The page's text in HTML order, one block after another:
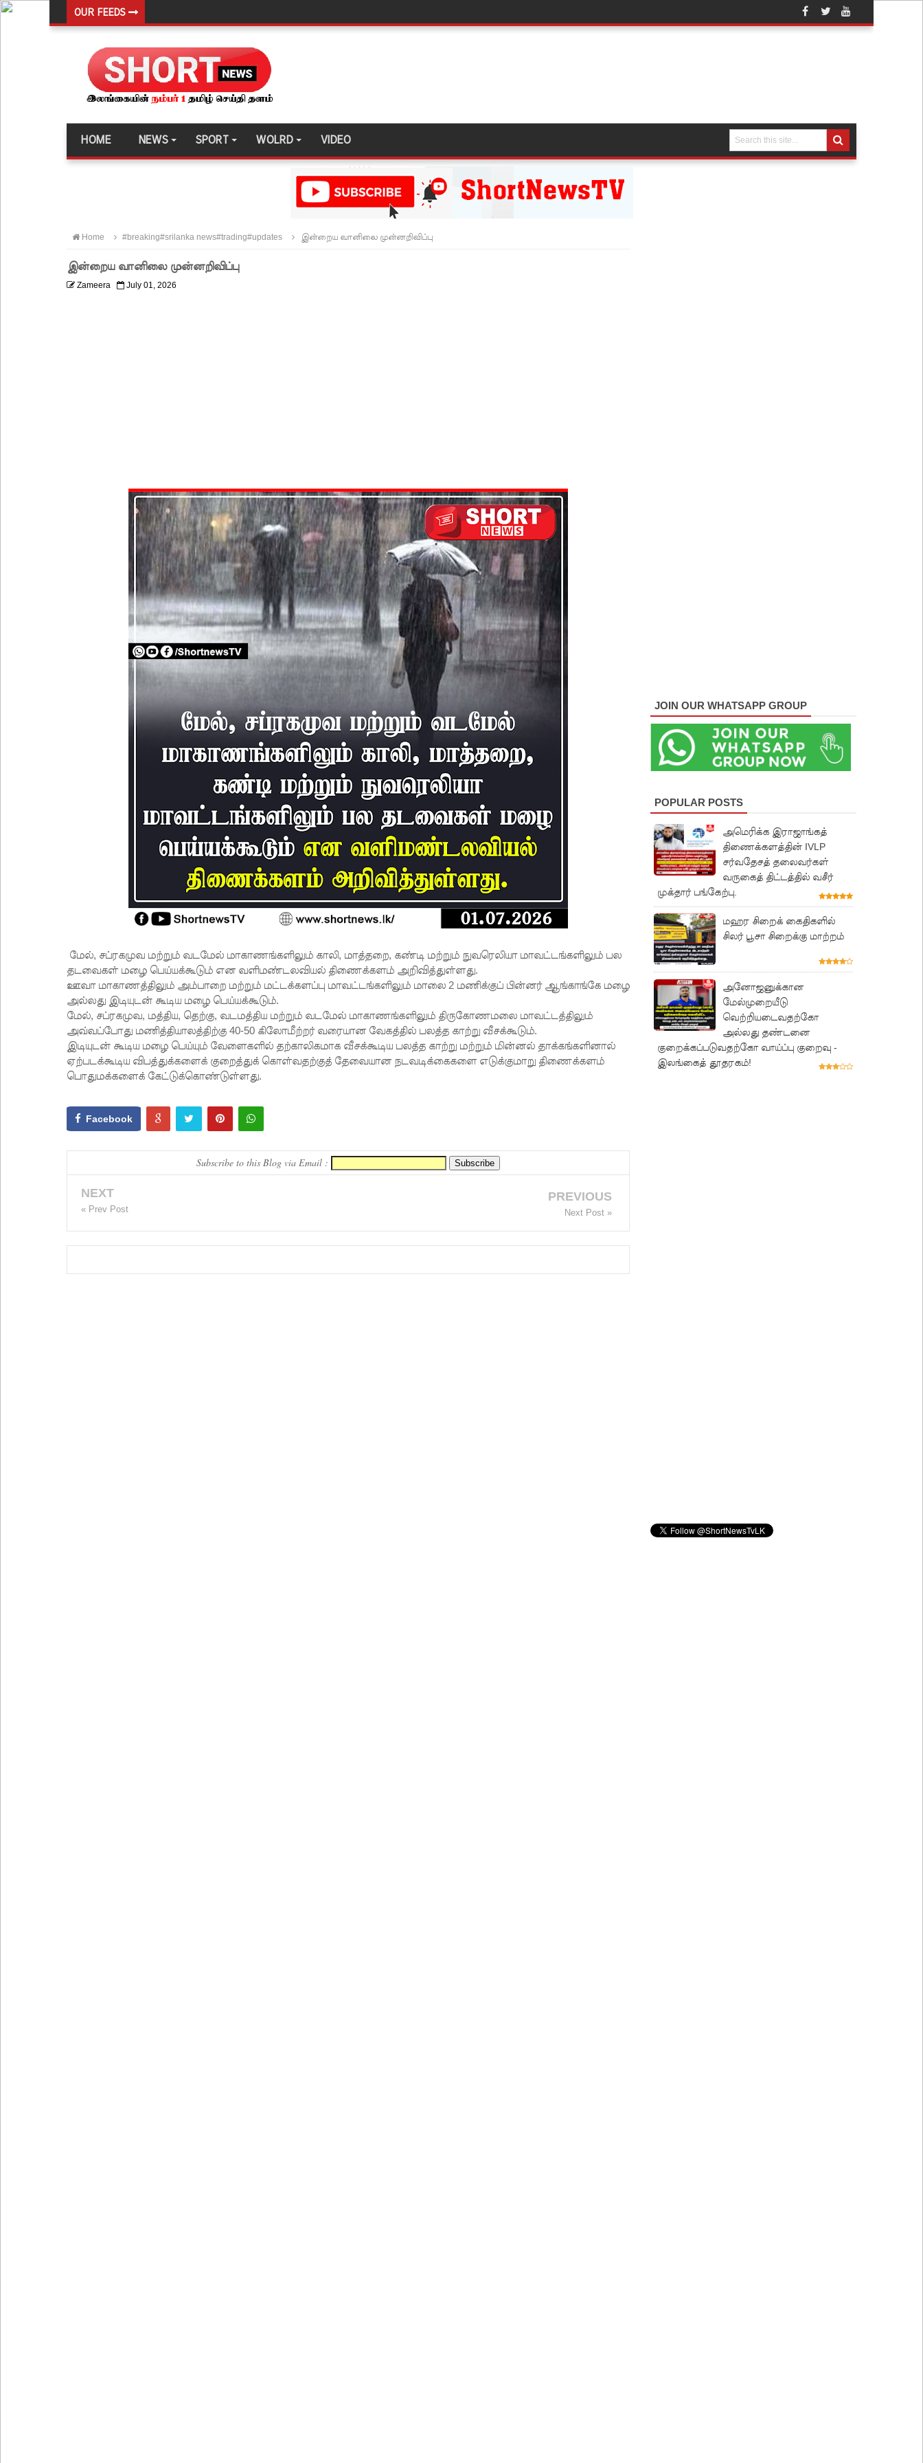
OUR FEEDS
குவைத் - கொழும்பு ஸ்ரீலங்கன் வானூர்தி சேவைகள் இன்று முதல் மீண்டும் ஆரம்பம்!
நாளை இடம்பெறவுள்ள தரம் 5 புலமைப்பரிசில் பரீட்சை தொடர்பில் முக்கிய அறிவிப்பு!
குருவிட்ட மற்றும் பல்லன்சேன சிறைச்சாலைகளின் நிலைமை கட்டுப்பாட்டுக்குள்!
வர்த்தமானியில் வெளியானது 22வது அரசியலமைப்புத் திருத்தச் சட்டமூலம்!
நீர்கொழும்பு சிறைச்சாலை மோதல்: சந்தேகநபர்கள் 62 ஆக உயர்வு
எரிபொருள் விலை உயர்வுக்கு எதிராக போராட்டம்!
HOME NEWS SPORT WOLRD VIDEO
Home #breaking#srilanka news#trading#updates இன்றைய வானிலை முன்னறிவிப்பு
இன்றைய வானிலை முன்னறிவிப்பு
Zameera July 01, 2026
மேல், சப்ரகமுவ மற்றும் வடமேல் மாகாணங்களிலும் காலி, மாத்தறை, கண்டி மற்றும் நுவரெலியா மாவட்டங்களிலும் பல
தடவைகள் மழை பெய்யக்கூடும் என வளிமண்டலவியல் திணைக்களம் அறிவித்துள்ளது.
ஊவா மாகாணத்திலும் அம்பாறை மற்றும் மட்டக்களப்பு மாவட்டங்களிலும் மாலை 2 மணிக்குப் பின்னர் ஆங்காங்கே மழை
அல்லது இடியுடன் கூடிய மழை பெய்யக்கூடும்.
மேல், சப்ரகமுவ, மத்திய, தெற்கு, வடமத்திய மற்றும் வடமேல் மாகாணங்களிலும் திருகோணமலை மாவட்டத்திலும்
அவ்வப்போது மணித்தியாலத்திற்கு 40-50 கிலோமீற்றர் வரையான வேகத்தில் பலத்த காற்று வீசக்கூடும்.
இடியுடன் கூடிய மழை பெய்யும் வேளைகளில் தற்காலிகமாக வீசக்கூடிய பலத்த காற்று மற்றும் மின்னல் தாக்கங்களினால்
ஏற்படக்கூடிய விபத்துக்களைக் குறைத்துக் கொள்வதற்குத் தேவையான நடவடிக்கைகளை எடுக்குமாறு திணைக்களம்
பொதுமக்களைக் கேட்டுக்கொண்டுள்ளது.
Facebook
Subscribe to this Blog via Email :
NEXT
« Prev Post
PREVIOUS
Next Post »
JOIN OUR WHATSAPP GROUP
POPULAR POSTS
அமெரிக்க இராஜாங்கத்
திணைக்களத்தின் IVLP
சர்வதேசத் தலைவர்கள்
வருகைத் திட்டத்தில் வசீர்
முக்தார் பங்கேற்பு.
மஹர சிறைக் கைதிகளில்
சிலர் பூசா சிறைக்கு மாற்றம்
அனோஜனுக்கான
மேல்முறையீடு
வெற்றியடைவதற்கோ
அல்லது தண்டனை
குறைக்கப்படுவதற்கோ வாய்ப்பு குறைவு -
இலங்கைத் தூதரகம்!